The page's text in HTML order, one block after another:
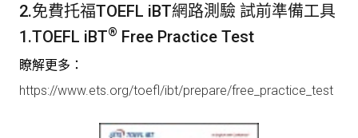
2.免費托福TOEFL iBT網路測驗 試前準備工具
1.TOEFL iBT® Free Practice Test
瞭解更多：
https://www.ets.org/toefl/ibt/prepare/free_practice_test